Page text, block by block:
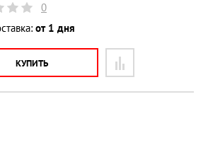
0
от 1 дня
КУПИТЬ